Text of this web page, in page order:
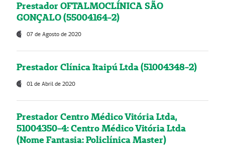
Prestador OFTALMOCLÍNICA SÃO
GONÇALO (55004164-2)
07 de Agosto de 2020
Prestador Clínica Itaipú Ltda (51004348-2)
01 de Abril de 2020
Prestador Centro Médico Vitória Ltda,
51004350-4: Centro Médico Vitória Ltda
(Nome Fantasia: Policlínica Master)